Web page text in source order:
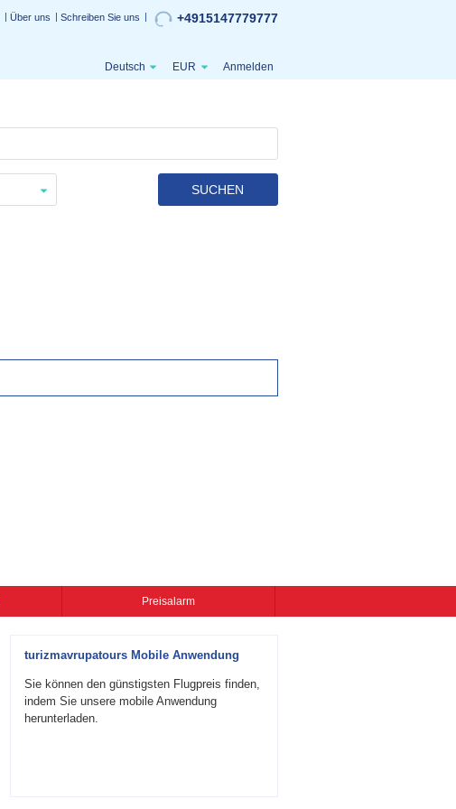
Über uns Schreiben Sie uns +4915147779777
Deutsch EUR Anmelden
SUCHEN
Preisalarm
turizmavrupatours Mobile Anwendung
Sie können den günstigsten Flugpreis finden,
indem Sie unsere mobile Anwendung
herunterladen.